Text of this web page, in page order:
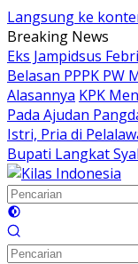
Langsung ke
Breaking News
Eks Jampidsus
Belasan PPPK
Alasannya KPK
Pada Ajudan
Istri, Pria di
Bupati Langkat